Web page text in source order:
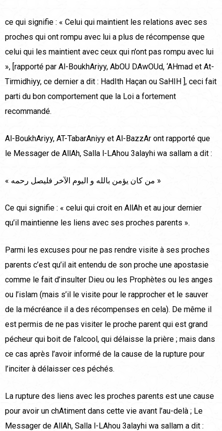
ce qui signifie : « Celui qui maintient les relations avec ses
proches qui ont rompu avec lui a plus de récompense que
celui qui les maintient avec ceux qui n’ont pas rompu avec lui
», [rapporté par Al-BoukhAriyy, AbOU DAwOUd, ‘AHmad et At-
Tirmidhiyy, ce dernier a dit : HadIth Haçan ou SaHIH ], ceci fait
parti du bon comportement que la Loi a fortement
recommandé.
Al-BoukhAriyy, AT-TabarAniyy et Al-BazzAr ont rapporté que
le Messager de AllAh, Salla l-LAhou 3alayhi wa sallam a dit :
« من كان يؤمن بالله و اليوم الآخر فليصل رحمه »
Ce qui signifie : « celui qui croit en AllAh et au jour dernier
qu’il maintienne les liens avec ses proches parents ».
Parmi les excuses pour ne pas rendre visite à ses proches
parents c’est qu’il ait entendu de son proche une apostasie
comme le fait d’insulter Dieu ou les Prophètes ou les anges
ou l’islam (mais s’il le visite pour le rapprocher et le sauver
de la mécréance il a des récompenses en cela). De même il
est permis de ne pas visiter le proche parent qui est grand
pécheur qui boit de l’alcool, qui délaisse la prière ; mais dans
ce cas après l’avoir informé de la cause de la rupture pour
l’inciter à délaisser ces péchés.
La rupture des liens avec les proches parents est une cause
pour avoir un chAtiment dans cette vie avant l’au-delà ; Le
Messager de AllAh, Salla l-LAhou 3alayhi wa sallam a dit :